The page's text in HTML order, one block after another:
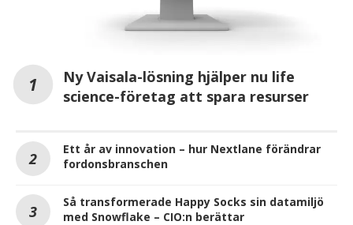
Ny Vaisala-lösning hjälper nu life
science-företag att spara resurser
Ett år av innovation – hur Nextlane förändrar
fordonsbranschen
Så transformerade Happy Socks sin datamiljö
med Snowflake – CIO:n berättar